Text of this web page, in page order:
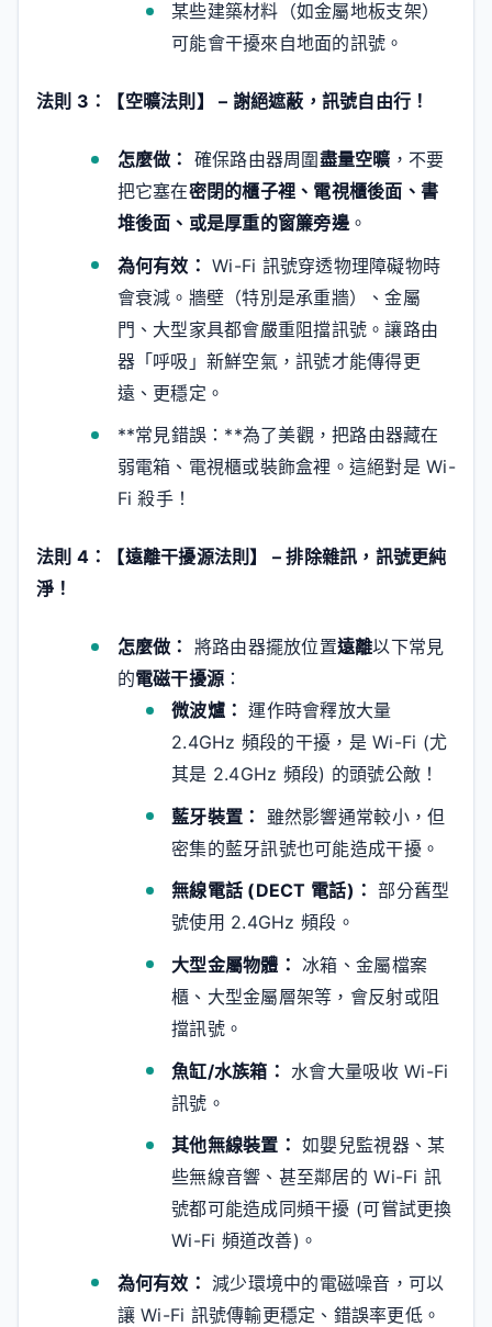
某些建築材料（如金屬地板支架）
可能會干擾來自地面的訊號。
法則 3：【空曠法則】 – 謝絕遮蔽，訊號自由行！
怎麼做： 確保路由器周圍盡量空曠 ，不要
把它塞在密閉的櫃子裡、電視櫃後面、書
堆後面、或是厚重的窗簾旁邊。
為何有效： Wi-Fi 訊號穿透物理障礙物時
會衰減。牆壁（特別是承重牆）、金屬
門、大型家具都會嚴重阻擋訊號。讓路由
器「呼吸」新鮮空氣，訊號才能傳得更
遠、更穩定。
**常見錯誤：**為了美觀，把路由器藏在
弱電箱、電視櫃或裝飾盒裡。這絕對是 Wi-
Fi 殺手！
法則 4：【遠離干擾源法則】 – 排除雜訊，訊號更純
淨！
怎麼做： 將路由器擺放位置遠離以下常見
的電磁干擾源 ：
微波爐： 運作時會釋放大量
2.4GHz 頻段的干擾，是 Wi-Fi (尤
其是 2.4GHz 頻段) 的頭號公敵！
藍牙裝置：
雖然影響通常較小，但
密集的藍牙訊號也可能造成干擾。
無線電話 (DECT 電話)： 部分舊型
號使用 2.4GHz 頻段。
大型金屬物體： 冰箱、金屬檔案
櫃、大型金屬層架等，會反射或阻
擋訊號。
魚缸/水族箱： 水會大量吸收 Wi-Fi
訊號。
其他無線裝置： 如嬰兒監視器、某
些無線音響、甚至鄰居的 Wi-Fi 訊
號都可能造成同頻干擾 (可嘗試更換
Wi-Fi 頻道改善)。
為何有效： 減少環境中的電磁噪音，可以
讓 Wi-Fi 訊號傳輸更穩定、錯誤率更低。